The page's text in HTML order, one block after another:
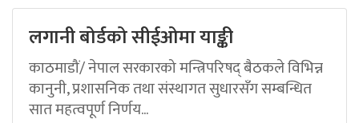
लगानी बोर्डको सीईओमा याङ्की
काठमाडौं/ नेपाल सरकारको मन्त्रिपरिषद् बैठकले विभिन्न
कानुनी, प्रशासनिक तथा संस्थागत सुधारसँग सम्बन्धित
सात महत्वपूर्ण निर्णय...